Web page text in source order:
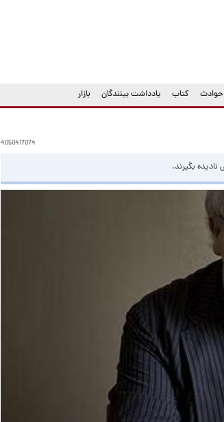
حوادث کتاب یادداشت بینندگان بازار
4050417074
بگیرند.